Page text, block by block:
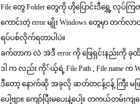
File တွေ Folder တွေကို ဟိုပြောင်းဒီရွှေ့ လုပ်ကြ
ကောင်းတဲ့ error မျိုး Windows တွေမှာ တက်လ
ရပ်ပစ်လိုက်ရတာပါပဲ။
ခက်တာက လဲ အဲဒီ error ကို ဖြေရှင်းနည်းကို ခုထိ
ဒါ က လည်း ကို်ယ့်ရဲ့ File Path , File name က
ဒီတော့ နောက်ဆို အခုလို ဆတ်တငန့်ငန့် ကြီး မဖြ
ပေါ့ဗျာ။ ကျော်ပြီးမပေးနဲ့ပေါ့။ တကယ်တမ်း